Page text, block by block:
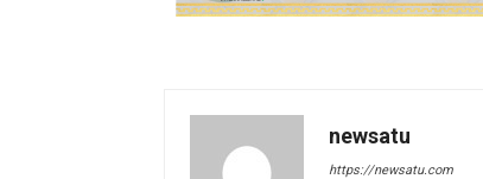
newsatu
https://newsatu.com